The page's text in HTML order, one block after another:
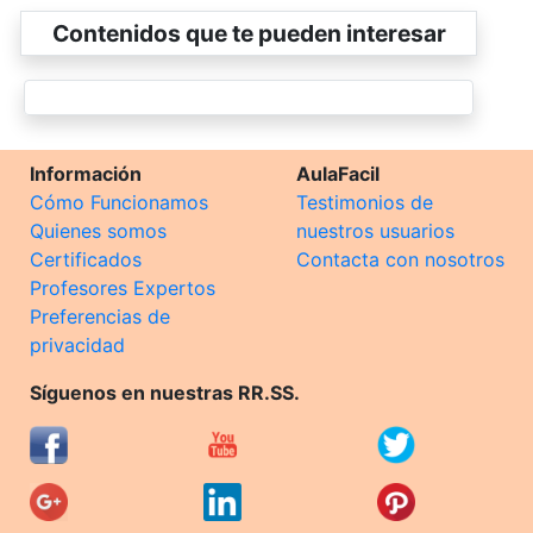
Contenidos que te pueden interesar
Información
Cómo Funcionamos
Quienes somos
Certificados
Profesores Expertos
Preferencias de
privacidad
AulaFacil
Testimonios de
nuestros usuarios
Contacta con nosotros
Síguenos en nuestras RR.SS.